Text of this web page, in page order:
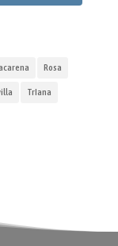
Rosa
TrIana